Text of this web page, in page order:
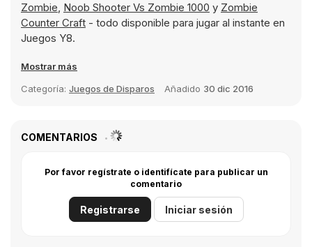
Zombie, Noob Shooter Vs Zombie 1000 y Zombie
Counter Craft - todo disponible para jugar al instante en
Juegos Y8.
Mostrar más
Categoría: Juegos de Disparos Añadido 30 dic 2016
COMENTARIOS
Por favor regístrate o identifícate para publicar un
comentario
Registrarse Iniciar sesión